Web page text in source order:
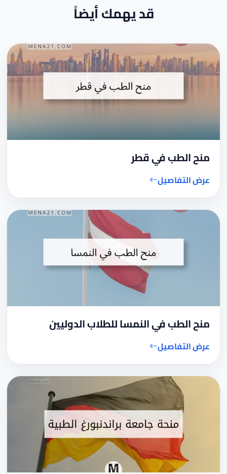
قد يهمك أيضاً
منح الطب في قطر
عرض التفاصيل
منح الطب في النمسا للطلاب الدوليين
عرض التفاصيل